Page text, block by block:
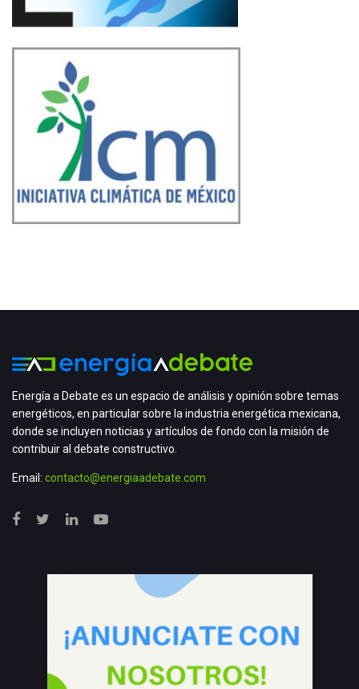
Energía a Debate es un espacio de análisis y opinión sobre temas
energéticos, en particular sobre la industria energética mexicana,
donde se incluyen noticias y artículos de fondo con la misión de
contribuir al debate constructivo.
Email: contacto@energiaadebate.com